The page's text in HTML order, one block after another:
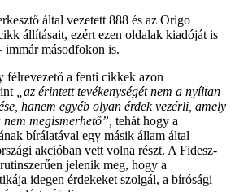
által vezetett 888 és az Origo
állításait, ezért ezen oldalak kiadóját is
immár másodfokon is.
félrevezető a fenti cikkek azon
az érintett tevékenységét nem a nyíltan
hanem egyéb olyan érdek vezérli, amely
megismerhető”, tehát hogy a
bírálatával egy másik állam által
akcióban vett volna részt. A Fidesz-
jelenik meg, hogy a
idegen érdekeket szolgál, a bírósági